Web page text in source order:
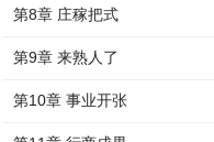
第8章 庄稼把式
第9章 来熟人了
第10章 事业开张